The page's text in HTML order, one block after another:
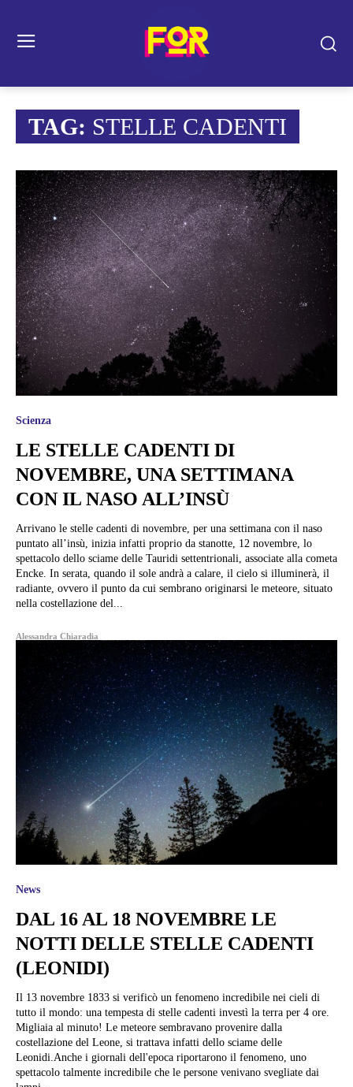
TAG: STELLE CADENTI
Scienza
LE STELLE CADENTI DI
NOVEMBRE, UNA SETTIMANA
CON IL NASO ALL’INSÙ
Arrivano le stelle cadenti di novembre, per una settimana con il naso
puntato all’insù, inizia infatti proprio da stanotte, 12 novembre, lo
spettacolo dello sciame delle Tauridi settentrionali, associate alla cometa
Encke. In serata, quando il sole andrà a calare, il cielo si illuminerà, il
radiante, ovvero il punto da cui sembrano originarsi le meteore, situato
nella costellazione del...
Alessandra Chiaradia
News
DAL 16 AL 18 NOVEMBRE LE
NOTTI DELLE STELLE CADENTI
(LEONIDI)
Il 13 novembre 1833 si verificò un fenomeno incredibile nei cieli di
tutto il mondo: una tempesta di stelle cadenti investì la terra per 4 ore.
Migliaia al minuto! Le meteore sembravano provenire dalla
costellazione del Leone, si trattava infatti dello sciame delle
Leonidi.Anche i giornali dell'epoca riportarono il fenomeno, uno
spettacolo talmente incredibile che le persone venivano svegliate dai